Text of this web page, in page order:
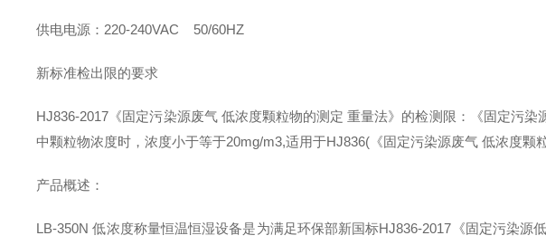
供电电源：220-240VAC 50/60HZ
新标准检出限的要求
HJ836-2017《固定污染源废气 低浓度颗粒物的测定 重量法》的检测限：《固定污
中颗粒物浓度时，浓度小于等于20mg/m3,适用于HJ836(《固定污染源废气 低浓度
产品概述：
LB-350N 低浓度称量恒温恒湿设备是为满足环保部新国标HJ836-2017《固定污染